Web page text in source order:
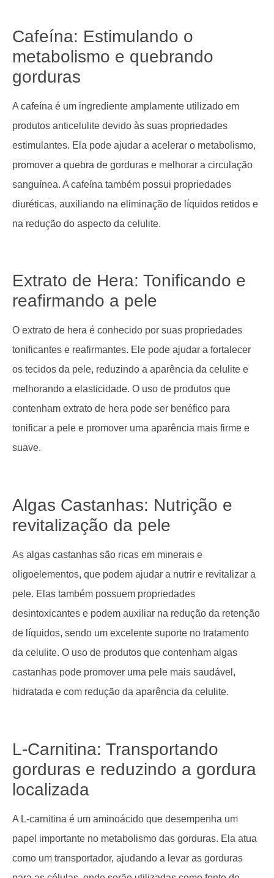
Cafeína: Estimulando o
metabolismo e quebrando
gorduras
A cafeína é um ingrediente amplamente utilizado em
produtos anticelulite devido às suas propriedades
estimulantes. Ela pode ajudar a acelerar o metabolismo,
promover a quebra de gorduras e melhorar a circulação
sanguínea. A cafeína também possui propriedades
diuréticas, auxiliando na eliminação de líquidos retidos e
na redução do aspecto da celulite.
Extrato de Hera: Tonificando e
reafirmando a pele
O extrato de hera é conhecido por suas propriedades
tonificantes e reafirmantes. Ele pode ajudar a fortalecer
os tecidos da pele, reduzindo a aparência da celulite e
melhorando a elasticidade. O uso de produtos que
contenham extrato de hera pode ser benéfico para
tonificar a pele e promover uma aparência mais firme e
suave.
Algas Castanhas: Nutrição e
revitalização da pele
As algas castanhas são ricas em minerais e
oligoelementos, que podem ajudar a nutrir e revitalizar a
pele. Elas também possuem propriedades
desintoxicantes e podem auxiliar na redução da retenção
de líquidos, sendo um excelente suporte no tratamento
da celulite. O uso de produtos que contenham algas
castanhas pode promover uma pele mais saudável,
hidratada e com redução da aparência da celulite.
L-Carnitina: Transportando
gorduras e reduzindo a gordura
localizada
A L-carnitina é um aminoácido que desempenha um
papel importante no metabolismo das gorduras. Ela atua
como um transportador, ajudando a levar as gorduras